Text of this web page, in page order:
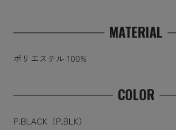
MATERIAL
ポリエステル 100%
COLOR
P.BLACK（P.BLK）